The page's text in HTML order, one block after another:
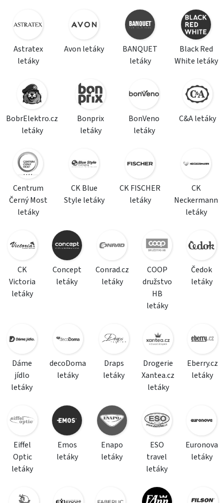
Astratex
letáky
Avon letáky
BANQUET
letáky
Black Red
White letáky
BobrElektro.cz
letáky
Bonprix
letáky
BonVeno
letáky
C&A letáky
Centrum
Černý Most
letáky
CK Blue
Style letáky
CK FISCHER
letáky
CK
Neckermann
letáky
CK
Victoria
letáky
Concept
letáky
Conrad.cz
letáky
COOP
družstvo
HB
letáky
Čedok
letáky
Dáme
jídlo
letáky
decoDoma
letáky
Draps
letáky
Drogerie
Xantea.cz
letáky
Eberry.cz
letáky
Eiffel
Optic
letáky
Emos
letáky
Enapo
letáky
ESO
travel
letáky
Euronova
letáky